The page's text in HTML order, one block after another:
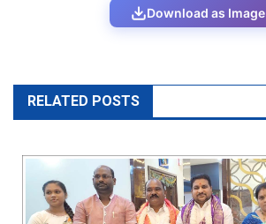
Download as Image
RELATED POSTS